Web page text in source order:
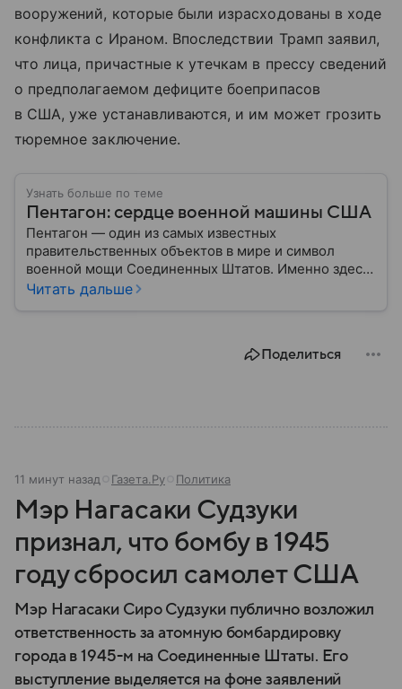
вооружений, которые были израсходованы в ходе
конфликта с Ираном. Впоследствии Трамп заявил,
что лица, причастные к утечкам в прессу сведений
о предполагаемом дефиците боеприпасов
в США, уже устанавливаются, и им может грозить
тюремное заключение.
Узнать больше по теме
Пентагон: сердце военной машины США
Пентагон — один из самых известных
правительственных объектов в мире и символ
военной мощи Соединенных Штатов. Именно здесь
располагается штаб-квартира Министерства
Читать дальше
Поделиться
11 минут назад Газета.Ру Политика
Мэр Нагасаки Судзуки
признал, что бомбу в 1945
году сбросил самолет США
Мэр Нагасаки Сиро Судзуки публично возложил
ответственность за атомную бомбардировку
города в 1945-м на Соединенные Штаты. Его
выступление выделяется на фоне заявлений